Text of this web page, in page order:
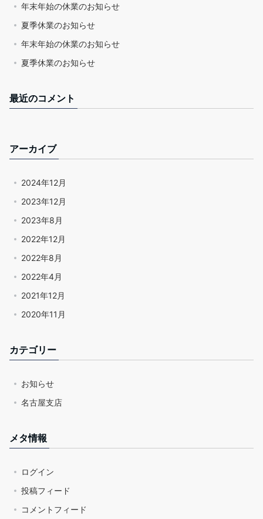
年末年始の休業のお知らせ
夏季休業のお知らせ
年末年始の休業のお知らせ
夏季休業のお知らせ
最近のコメント
アーカイブ
2024年12月
2023年12月
2023年8月
2022年12月
2022年8月
2022年4月
2021年12月
2020年11月
カテゴリー
お知らせ
名古屋支店
メタ情報
ログイン
投稿フィード
コメントフィード